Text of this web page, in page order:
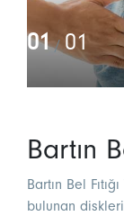
01/01
Bartın
Bartın Bel
bulunan